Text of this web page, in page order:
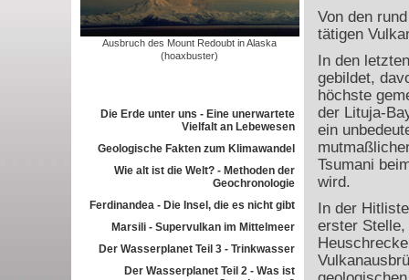
Ausbruch des Mount Redoubt in Alaska
(hoaxbuster)
Die Erde unter uns - Eine unerwartete
Vielfalt an Lebewesen
Geologische Fakten zum Klimawandel
Wie alt ist die Welt? - Methoden der
Geochronologie
Ferdinandea - Die Insel, die es nicht gibt
Marsili - Supervulkan im Mittelmeer
Der Wasserplanet Teil 3 - Trinkwasser
Der Wasserplanet Teil 2 - Was ist
Von den
tätigen
In den
gebildet,
höchste
der Lituja-
ein
Tsumani
wird.
In der
erster Stelle,